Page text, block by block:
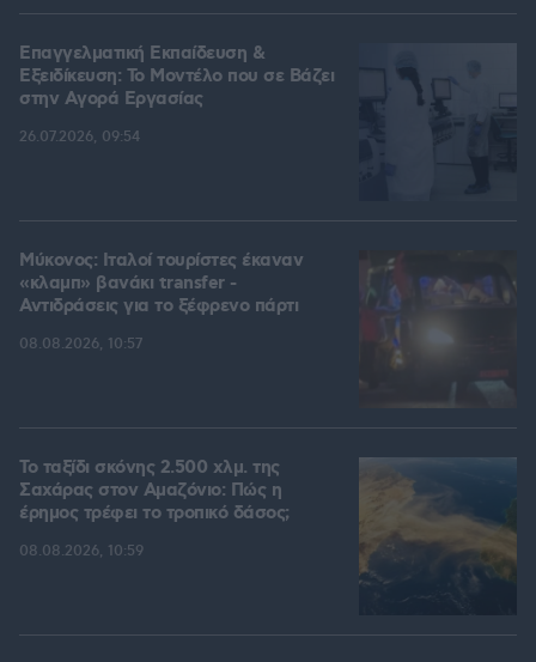
Επαγγελματική Εκπαίδευση &
Εξειδίκευση: Το Mοντέλο που σε Bάζει
στην Aγορά Eργασίας
26.07.2026, 09:54
Μύκονος: Ιταλοί τουρίστες έκαναν
«κλαμπ» βανάκι transfer -
Αντιδράσεις για το ξέφρενο πάρτι
08.08.2026, 10:57
Το ταξίδι σκόνης 2.500 χλμ. της
Σαχάρας στον Αμαζόνιο: Πώς η
έρημος τρέφει το τροπικό δάσος;
08.08.2026, 10:59